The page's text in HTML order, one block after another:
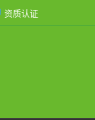
资质认证